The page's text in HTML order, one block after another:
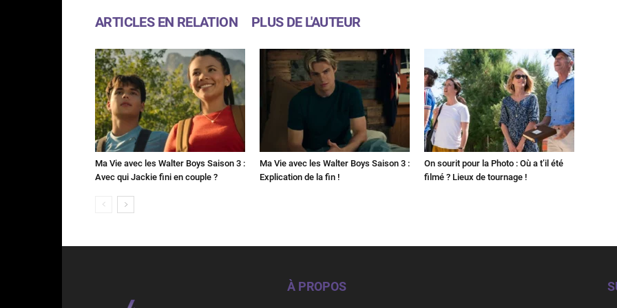
ARTICLES EN RELATION PLUS DE L'AUTEUR
Ma Vie avec les Walter Boys Saison 3 :
Avec qui Jackie fini en couple ?
Ma Vie avec les Walter Boys Saison 3 :
Explication de la fin !
On sourit pour la Photo : Où a t’il été
filmé ? Lieux de tournage !
À PROPOS